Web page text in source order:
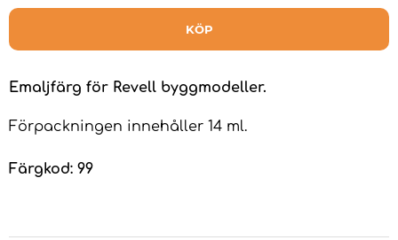
KÖP
Emaljfärg för Revell byggmodeller.
Förpackningen innehåller 14 ml.
Färgkod: 99